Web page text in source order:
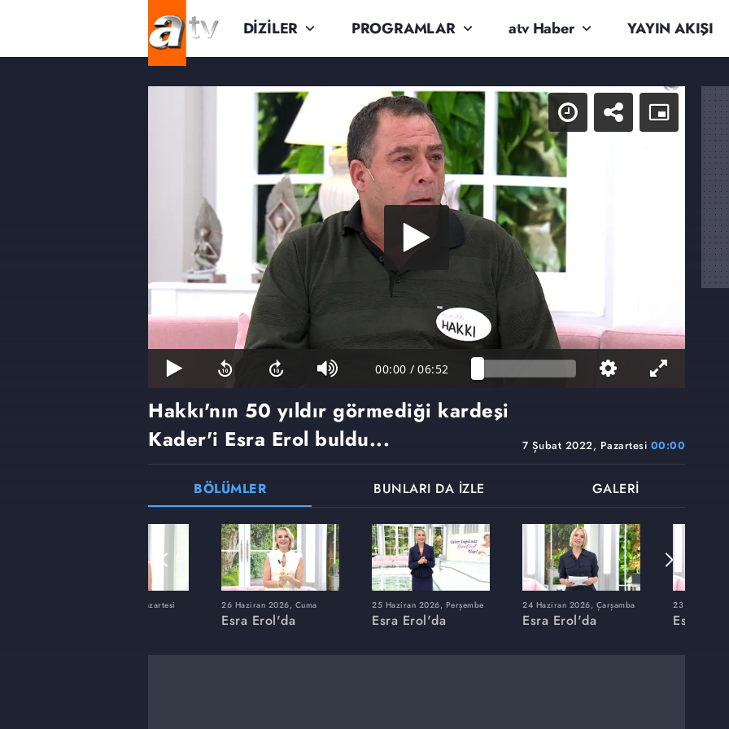
DİZİLER PROGRAMLAR atv Haber YAYIN AKIŞI
00:00 / 06:52
7 Şubat 2022, Pazartesi 00:00
Hakkı'nın 50 yıldır görmediği kardeşi
Kader'i Esra Erol buldu...
BÖLÜMLER BUNLARI DA İZLE GALERİ
8 Haziran 2026, Pazartesi 26 Haziran 2026, Cuma
Esra Erol'da
25 Haziran 2026, Perşembe
Esra Erol'da
24 Haziran 2026, Çarşamba
Esra Erol'da
23 Haziran
Esra